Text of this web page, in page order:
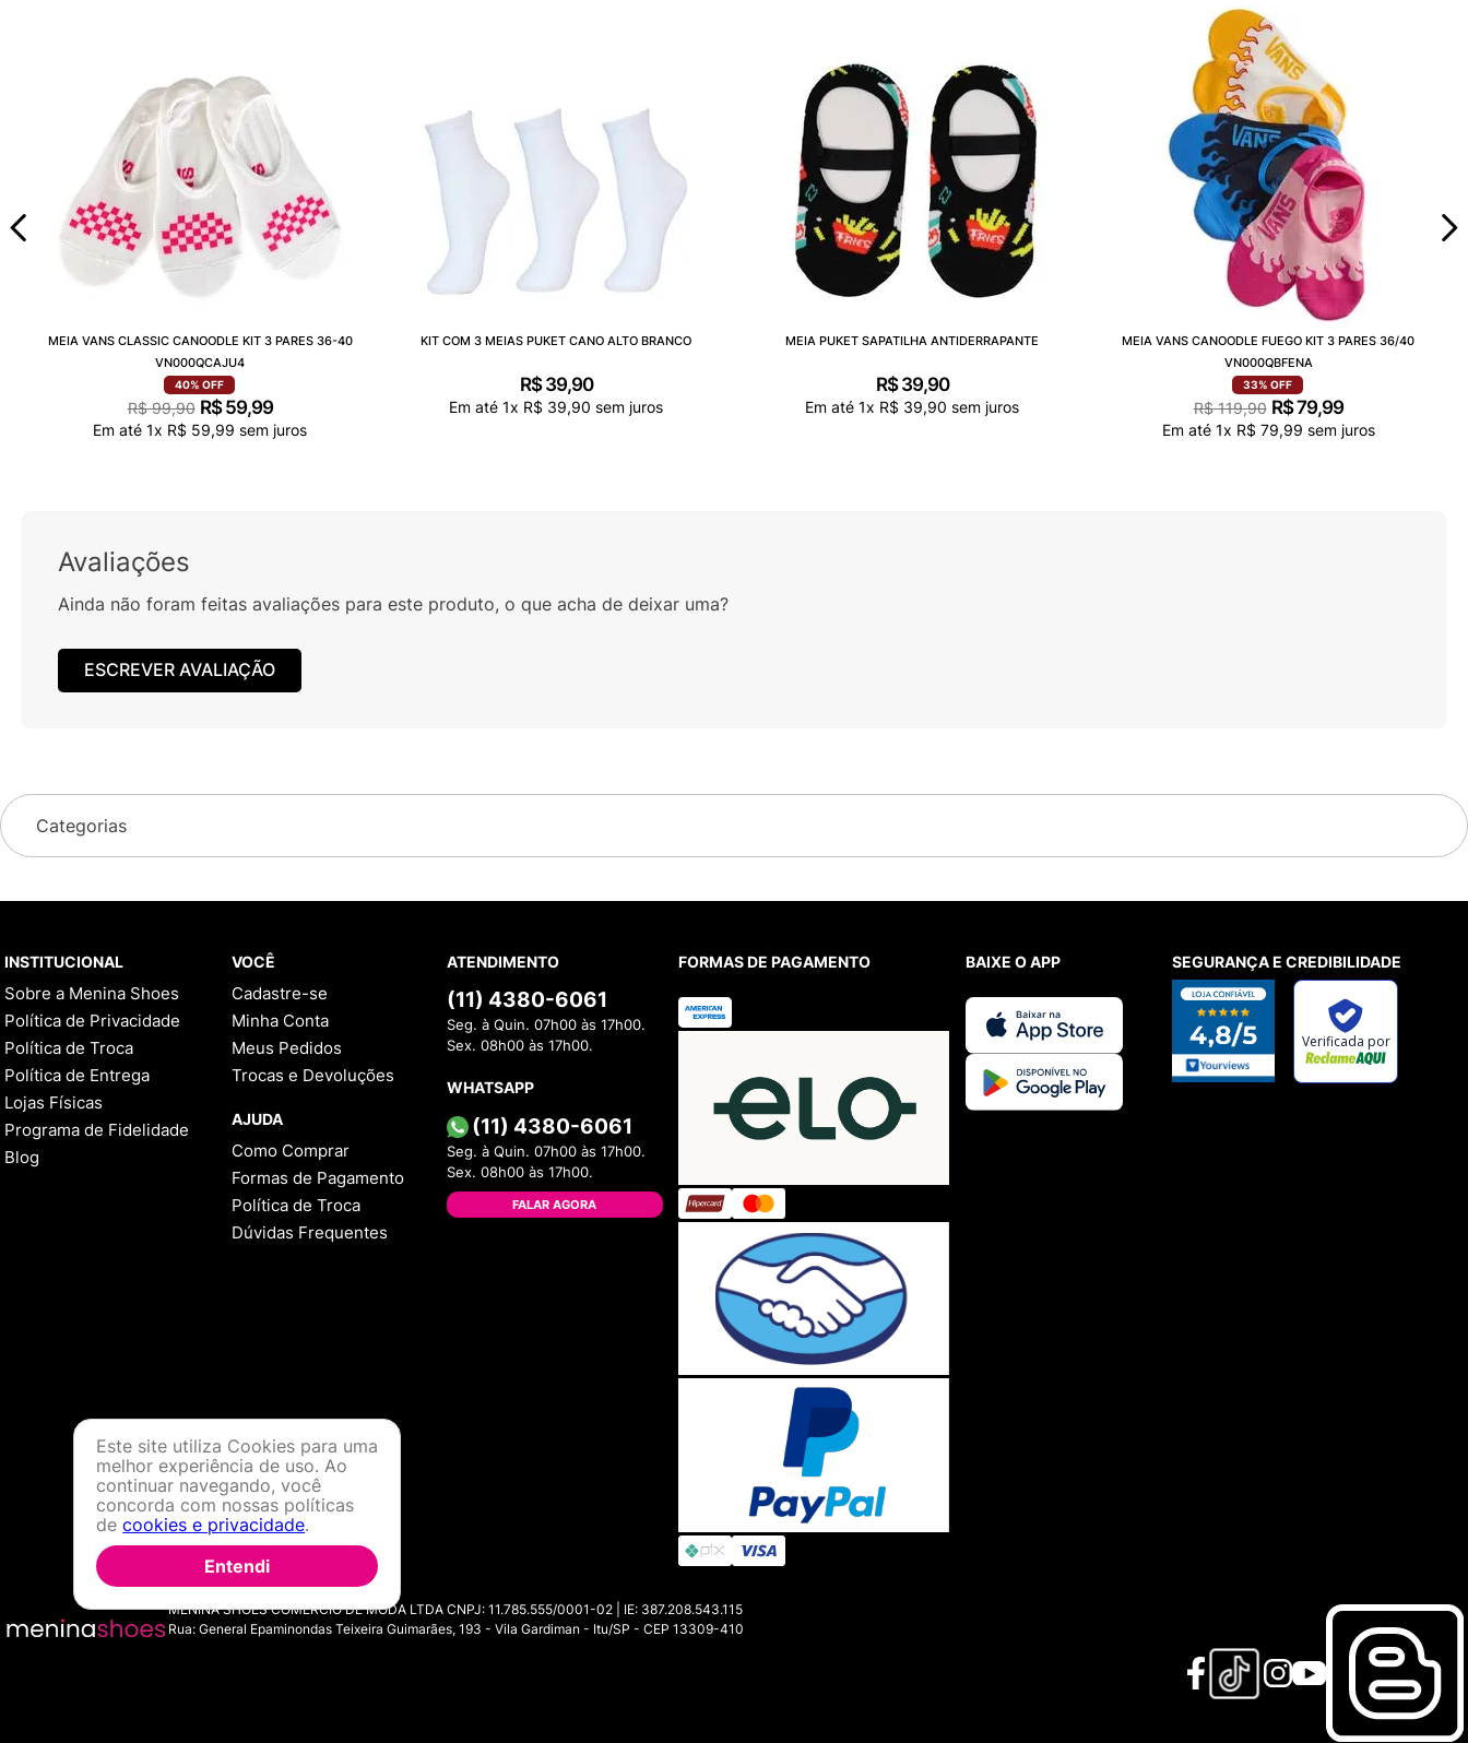
MEIA VANS CLASSIC CANOODLE KIT 3 PARES 36-40
VN000QCAJU4
40% OFF
R$ 99,90 R$ 59,99
Em até 1x R$ 59,99 sem juros
KIT COM 3 MEIAS PUKET CANO ALTO BRANCO
R$ 39,90
Em até 1x R$ 39,90 sem juros
MEIA PUKET SAPATILHA ANTIDERRAPANTE
R$ 39,90
Em até 1x R$ 39,90 sem juros
MEIA VANS CANOODLE FUEGO KIT 3 PARES 36/40
VN000QBFENA
33% OFF
R$ 119,90 R$79,99
Em até 1x R$ 79,99 sem juros
Avaliações
Ainda não foram feitas avaliações para este produto, o que acha de deixar uma?
ESCREVER AVALIAÇÃO
Categorias
INSTITUCIONAL
Sobre a Menina Shoes
Política de Privacidade
Política de Troca
Política de Entrega
Lojas Físicas
Programa de Fidelidade
Blog
VOCÊ
Cadastre-se
Minha Conta
Meus Pedidos
Trocas e Devoluções
AJUDA
Como Comprar
Formas de Pagamento
Política de Troca
Dúvidas Frequentes
ATENDIMENTO
(11) 4380-6061
Seg. à Quin. 07h00 às 17h00.
Sex. 08h00 às 17h00.
WHATSAPP
(11) 4380-6061
Seg. à Quin. 07h00 às 17h00.
Sex. 08h00 às 17h00.
FALAR AGORA
FORMAS DE PAGAMENTO BAIXE O APP SEGURANÇA E CREDIBILIDADE
MENINA SHOES COMERCIO DE MODA LTDA CNPJ: 11.785.555/0001-02 | IE: 387.208.543.115
Rua: General Epaminondas Teixeira Guimarães, 193 - Vila Gardiman - Itu/SP - CEP 13309-410
Este site utiliza Cookies para uma
melhor experiência de uso. Ao
continuar navegando, você
concorda com nossas políticas
decookies e privacidade.
Entendi